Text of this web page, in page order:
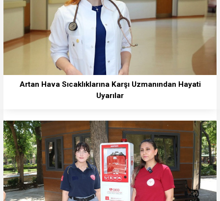
Artan Hava Sıcaklıklarına Karşı Uzmanından Hayati
Uyarılar